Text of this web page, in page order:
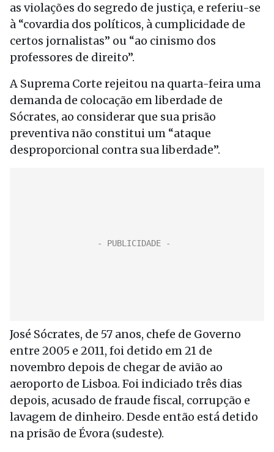
as violações do segredo de justiça, e referiu-se
à “covardia dos políticos, à cumplicidade de
certos jornalistas” ou “ao cinismo dos
professores de direito”.
A Suprema Corte rejeitou na quarta-feira uma
demanda de colocação em liberdade de
Sócrates, ao considerar que sua prisão
preventiva não constitui um “ataque
desproporcional contra sua liberdade”.
José Sócrates, de 57 anos, chefe de Governo
entre 2005 e 2011, foi detido em 21 de
novembro depois de chegar de avião ao
aeroporto de Lisboa. Foi indiciado três dias
depois, acusado de fraude fiscal, corrupção e
lavagem de dinheiro. Desde então está detido
na prisão de Évora (sudeste).